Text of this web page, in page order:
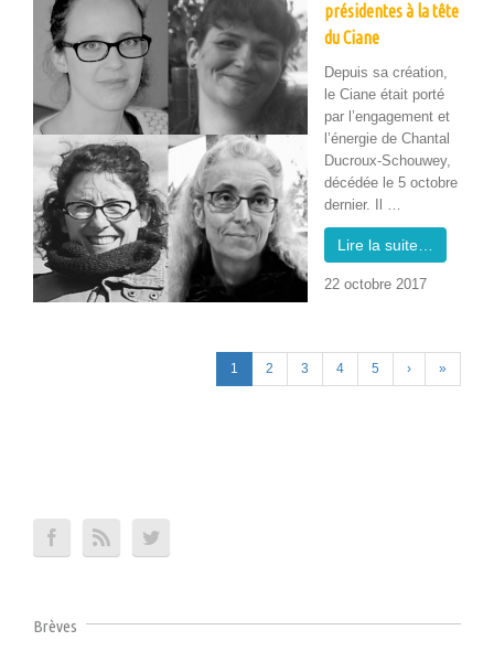
présidentes à la tête
du Ciane
Depuis sa créa­tion,
le Ciane était porté
par l’en­gage­ment et
l’én­ergie de Chan­tal
Ducroux-Schouwey,
décédée le 5 octo­bre
dernier. Il …
Lire la suite…
22 octo­bre 2017
1 2 3 4 5 › »
Brèves